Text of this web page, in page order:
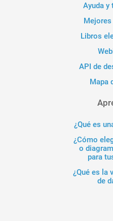
Ayuda y
Libros
API de
Mapa
¿Qué es
¿Cómo
o
para
¿Qué es la
de